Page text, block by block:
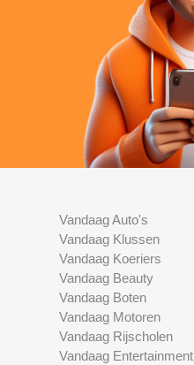
Vandaag Auto's
Vandaag Klussen
Vandaag Koeriers
Vandaag Beauty
Vandaag Boten
Vandaag Motoren
Vandaag Rijscholen
Vandaag Entertainment